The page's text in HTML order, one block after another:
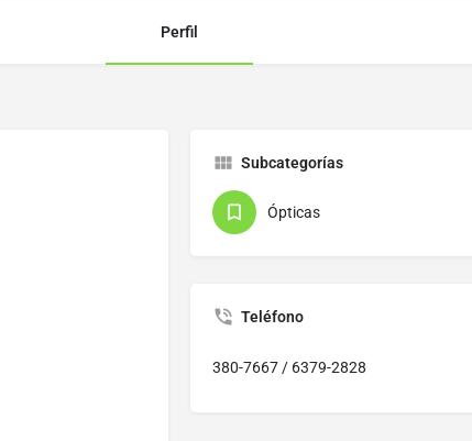
Perfil
Subcategorías
Ópticas
Teléfono
380-7667 / 6379-2828